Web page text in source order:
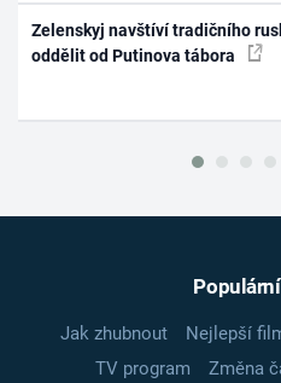
Zelenskyj navštíví tradičního
oddělit od Putinova tábora
Jak zhubnout Nejlepší
TV program
Změna